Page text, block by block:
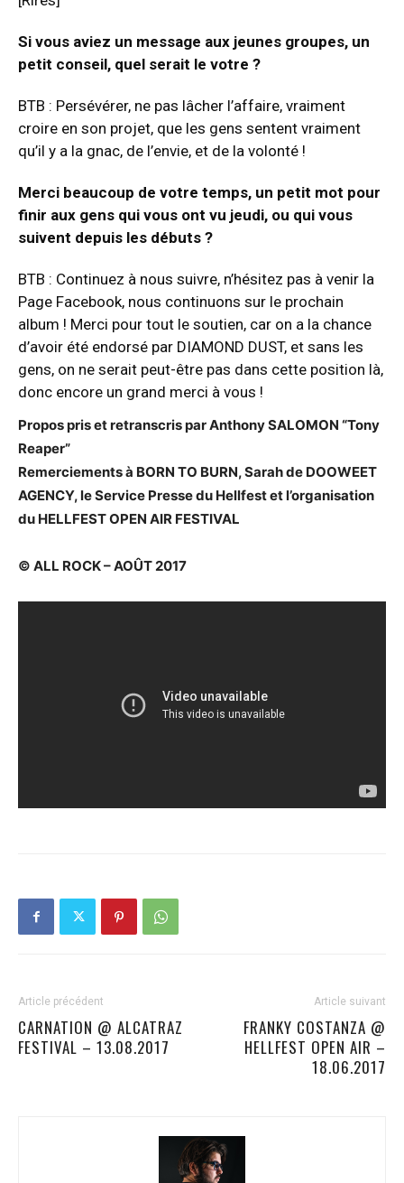
Si vous aviez un message aux jeunes groupes, un
petit conseil, quel serait le votre ?
BTB : Persévérer, ne pas lâcher l’affaire, vraiment
croire en son projet, que les gens sentent vraiment
qu’il y a la gnac, de l’envie, et de la volonté !
Merci beaucoup de votre temps, un petit mot pour
finir aux gens qui vous ont vu jeudi, ou qui vous
suivent depuis les débuts ?
BTB : Continuez à nous suivre, n’hésitez pas à venir la
Page Facebook, nous continuons sur le prochain
album ! Merci pour tout le soutien, car on a la chance
d’avoir été endorsé par DIAMOND DUST, et sans les
gens, on ne serait peut-être pas dans cette position là,
donc encore un grand merci à vous !
Propos pris et retranscris par Anthony SALOMON “Tony
Reaper”
Remerciements à BORN TO BURN, Sarah de DOOWEET
AGENCY, le Service Presse du Hellfest et l’organisation
du HELLFEST OPEN AIR FESTIVAL
© ALL ROCK – AOÛT 2017
Article précédent
CARNATION @ ALCATRAZ
FESTIVAL – 13.08.2017
Article suivant
FRANKY COSTANZA @
HELLFEST OPEN AIR –
18.06.2017